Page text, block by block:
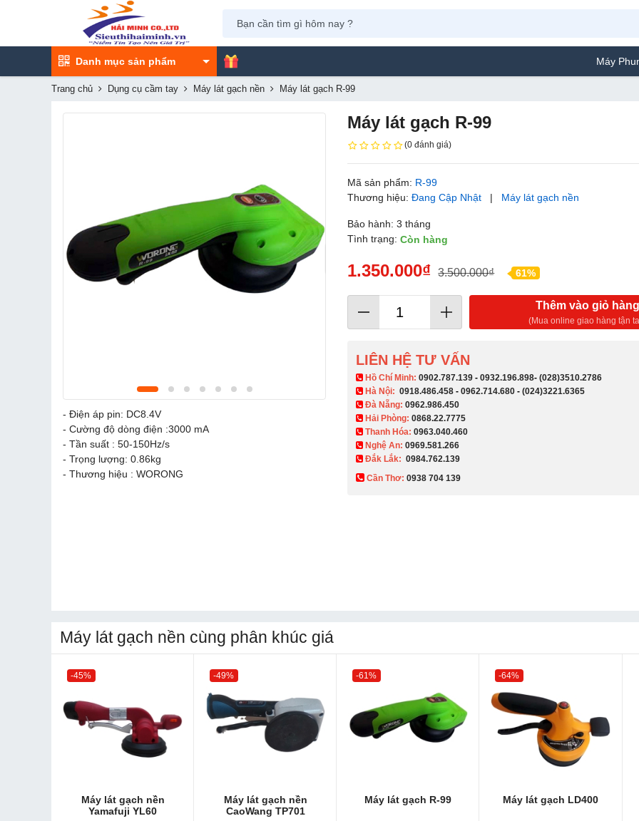
Danh mục sản phẩm Máy Phun Sơn
Trang chủ Dụng cụ cầm tay Máy lát gạch nền Máy lát gạch R-99
- Điện áp pin: DC8.4V
- Cường độ dòng điện :3000 mA
- Tần suất : 50-150Hz/s
- Trọng lượng: 0.86kg
- Thương hiệu : WORONG
Máy lát gạch R-99
(0 đánh giá)
Mã sản phẩm: R-99
Thương hiệu:Đang Cập Nhật | Máy lát gạch nền
Bảo hành: 3 tháng
Tình trạng:Còn hàng
1.350.000₫ 3.500.000₫ 61%
Thêm vào giỏ hàng
(Mua online giao hàng tận
LIÊN HỆ TƯ VẤN
​ Hồ Chí Minh:0902.787.139 -0932.196.898-(028)3510.2786
Hà Nội:0918.486.458 -0962.714.680 -(024)3221.6365
Đà Nẵng:0962.986.450
Hải Phòng:0868.22.7775
Thanh Hóa:0963.040.460
Nghệ An:0969.581.266
Đắk Lắk: 0984.762.139
Cần Thơ:0938 704 139​
Máy lát gạch nền cùng phân khúc giá
-45%
Máy lát gạch nền
Yamafuji YL60
-49%
Máy lát gạch nền
CaoWang TP701
-61%
Máy lát gạch R-99
-64%
Máy lát gạch LD400